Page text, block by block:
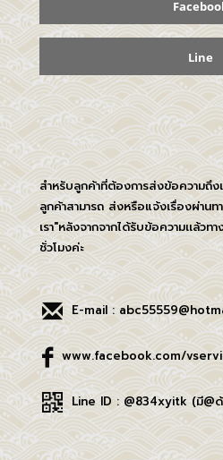
Line
สำหรับลูกค้าที่ต้องการส่งข้อความถึง
ลูกค้าสามารถ ส่งหรือแจ้งเรื่องผ่า
เรา"หลังจากจากได้รับข้อความเเล้ว
ชั่วโมงค่ะ
E-mail :
www.facebook.com/
Line ID : @834xyitk (มี@ด้